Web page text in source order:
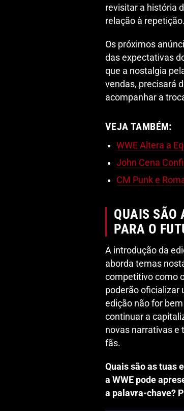
revisitar a história
relação à repetição.
Os próximos
das expectativas
que a nostalgia
vendas, precisará
acompanhar a
VEJA TAMBÉM:
WWE Altera a
John Cena
CM Punk e
QUAIS SÃO
PARA O
A introdução da
aborda temas
competitivo como
poderão oficializar
edição não for
continuar a
novas narrativas e
fãs.
Quais são as tuas
a WWE pode
a palavra-chave?